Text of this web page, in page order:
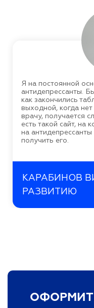
Я на постоянной
антидепрессанты.
как закончились
выходной, когда
врачу, получается
есть такой сайт, на
на
получить его.
КАРАБИНОВ
РАЗВИТИЮ